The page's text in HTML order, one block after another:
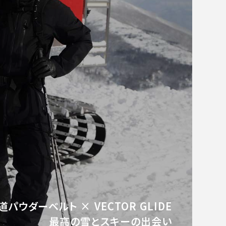
パウダーベルト × VECTOR GLIDE
最高の雪とスキーの出会い